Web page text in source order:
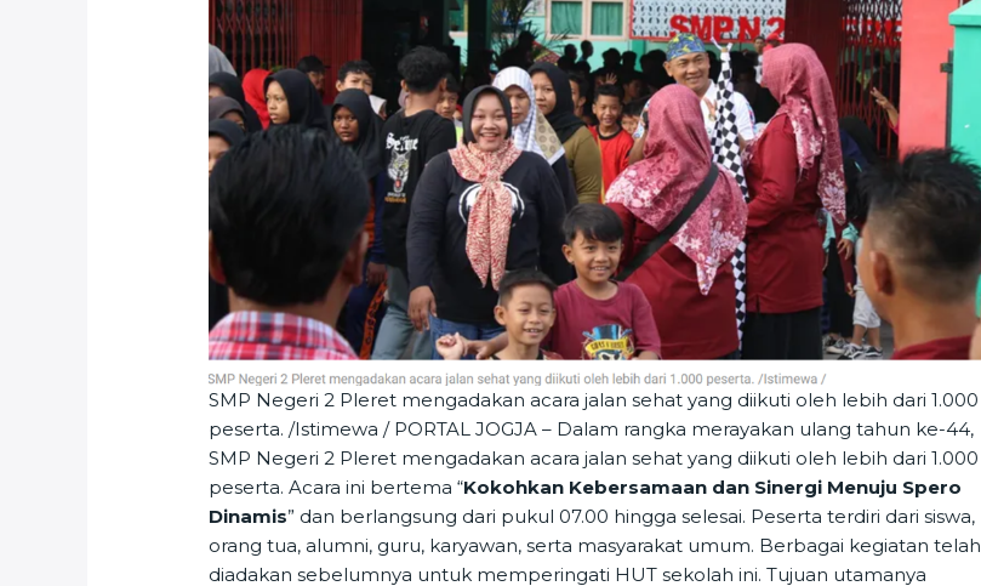
SMP Negeri 2 Pleret mengadakan acara jalan sehat yang diikuti oleh lebih dari 1.000
peserta. /Istimewa / PORTAL JOGJA – Dalam rangka merayakan ulang tahun ke-44,
SMP Negeri 2 Pleret mengadakan acara jalan sehat yang diikuti oleh lebih dari 1.000
peserta. Acara ini bertema “Kokohkan Kebersamaan dan Sinergi Menuju Spero
Dinamis” dan berlangsung dari pukul 07.00 hingga selesai. Peserta terdiri dari siswa,
orang tua, alumni, guru, karyawan, serta masyarakat umum. Berbagai kegiatan telah
diadakan sebelumnya untuk memperingati HUT sekolah ini. Tujuan utamanya